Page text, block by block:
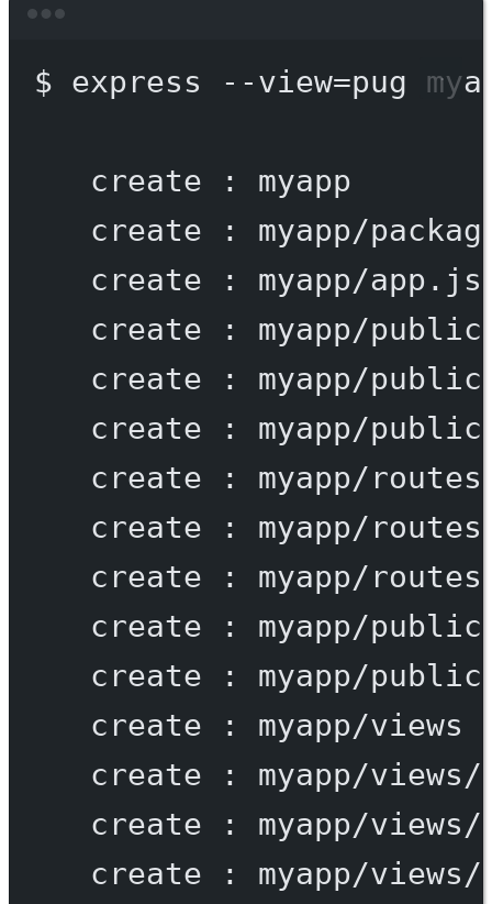
$ express --view=pug
create :
myapp
create
:
myapp/
create
:
myapp/app.js
create
:
myapp/public
create
:
myapp/
create
:
myapp/
create
:
myapp/routes
create
:
myapp/
create
:
myapp/
create
:
myapp/
create
:
myapp/
create
:
myapp/views
create
:
myapp/
create
:
myapp/
create
: myapp/